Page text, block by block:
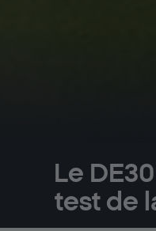
Le
test de